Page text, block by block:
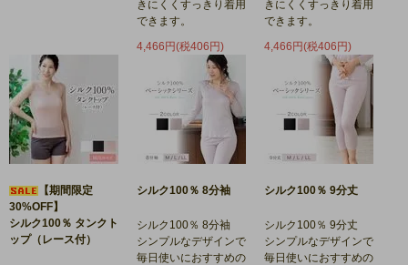
きにくくすっきり着用
できます。
4,466円(税406円)
きにくくすっきり着用
できます。
4,466円(税406円)
【期間限定
30%OFF】
シルク100％ タンクト
ップ（レース付）
シルク100％ 8分袖
シルク100％ 8分袖
シンプルなデザインで
毎日使いにおすすめの
シルク100％ 9分丈
シルク100％ 9分丈
シンプルなデザインで
毎日使いにおすすめの